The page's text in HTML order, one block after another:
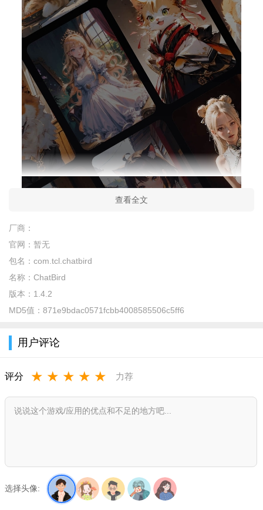
打开app，用户们可以使用手机号登录注册账号
查看全文
厂商：
官网： 暂无
包名： com.tcl.chatbird
名称： ChatBird
版本： 1.4.2
MD5值： 871e9bdac0571fcbb4008585506c5ff6
用户评论
评分 ★ ★ ★ ★ ★ 力荐
选择头像: